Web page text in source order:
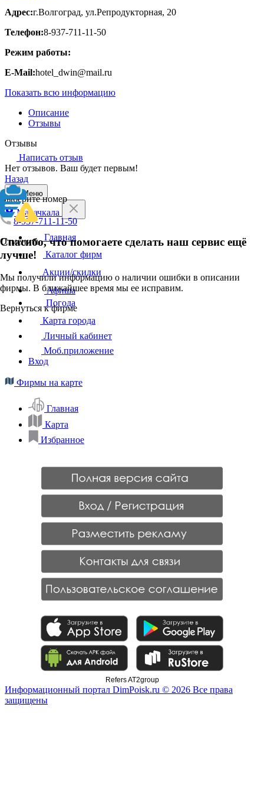
Адрес:г.Волгоград, ул.Репродукторная, 20
Телефон:8-937-711-11-50
Режим работы:
E-Mail:hotel_dwin@mail.ru
Показать всю информацию
Описание
Отзывы
Отзывы
Написать отзыв
Нет отзывов. Ваш будет первым!
Назад
Выберите номер
8-937-711-11-50
Отменить
Спасибо, что помогаете сделать наш сервис ещё
лучше!
Мы получили информацию о наличии ошибки в описании
фирмы. В ближайшее время мы ее исправим.
Вернуться к фирме
Меню
Махачкала
Главная
Каталог фирм
Акции/скидки
Афиша
Погода
Карта города
Личный кабинет
Моб.приложение
Вход
Фирмы на карте
Главная
Карта
Избранное
Refers AT2group
Информационный портал DimPoisk.ru © 2026 Все права
защищены